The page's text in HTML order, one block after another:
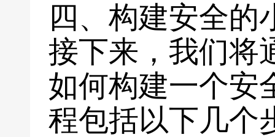
四、构建安全的
接下来，我们将
如何构建一个安
程包括以下几个